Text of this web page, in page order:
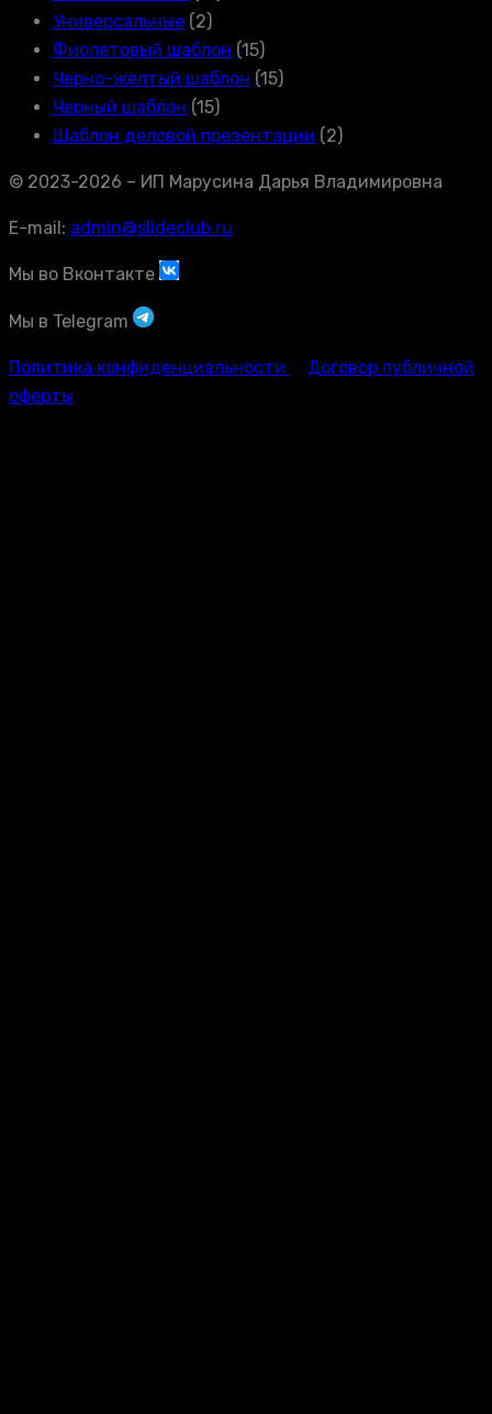
Универсальные (2)
Фиолетовый шаблон (15)
Черно-желтый шаблон (15)
Черный шаблон (15)
Шаблон деловой презентации (2)
© 2023-2026 – ИП Марусина Дарья Владимировна
E-mail: admin@slideclub.ru
Мы во Вконтакте
Мы в Telegram
Политика конфиденциальности
Договор публичной
оферты